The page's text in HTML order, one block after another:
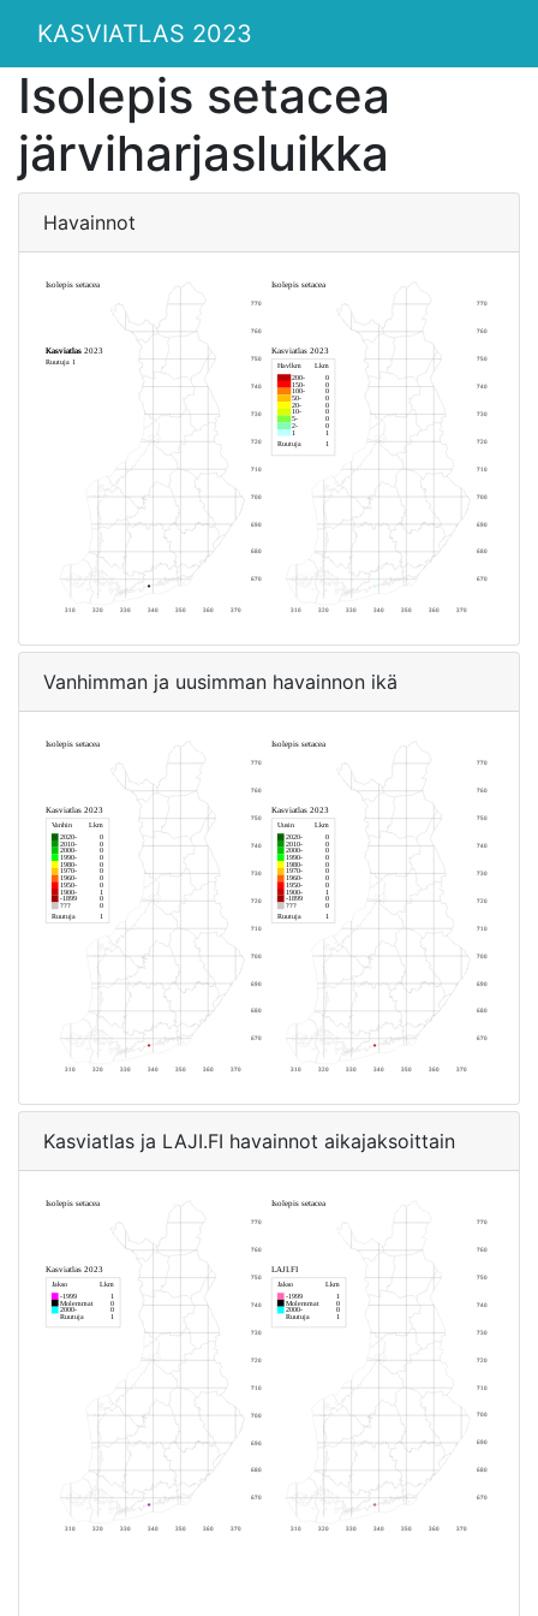
KASVIATLAS 2023
Isolepis setacea
järviharjasluikka
Havainnot
Vanhimman ja uusimman havainnon ikä
Kasviatlas ja LAJI.FI havainnot aikajaksoittain